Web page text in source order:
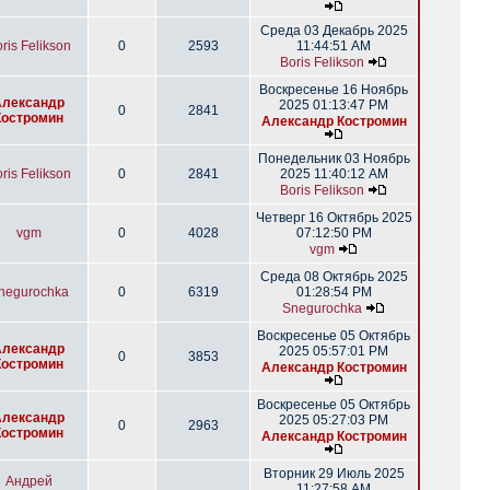
Felikson 0 2593
Среда 03 Декабрь 2025
11:44:51 AM
Boris Felikson
0 2841
Воскресенье 16 Ноябрь
2025 01:13:47 PM
Александр Костромин
Felikson 0 2841
Понедельник 03 Ноябрь
2025 11:40:12 AM
Boris Felikson
vgm 0 4028
Четверг 16 Октябрь 2025
07:12:50 PM
vgm
0 6319
Среда 08 Октябрь 2025
01:28:54 PM
Snegurochka
0 3853
Воскресенье 05 Октябрь
2025 05:57:01 PM
Александр Костромин
0 2963
Воскресенье 05 Октябрь
2025 05:27:03 PM
Александр Костромин
Андрей
Вторник 29 Июль 2025